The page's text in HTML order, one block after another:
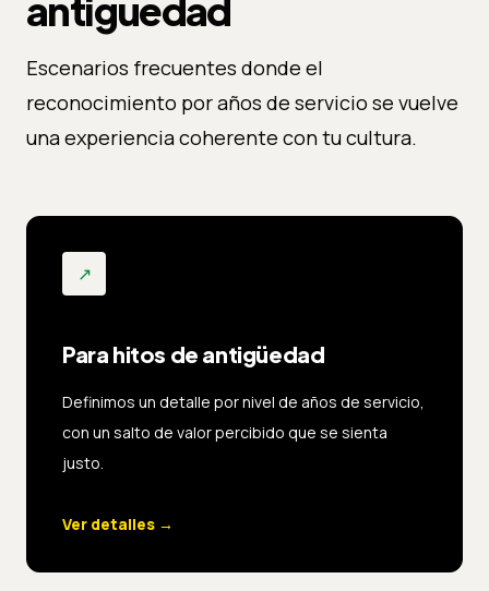
antigüedad
Escenarios frecuentes donde el
reconocimiento por años de servicio se vuelve
una experiencia coherente con tu cultura.
↗
Para hitos de antigüedad
Definimos un detalle por nivel de años de servicio,
con un salto de valor percibido que se sienta
justo.
Ver detalles →